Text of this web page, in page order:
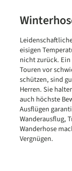
eisigen
nicht zurück.
Touren vor
schützen, sind
Herren. Sie
auch höchste
Ausflügen
Wanderausflug,
Wanderhose
Vergnügen.